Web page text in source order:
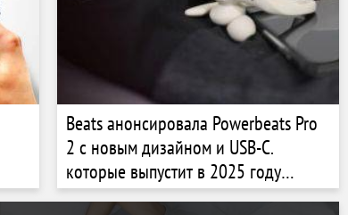
Beats анонсировала Powerbeats Pro
2 с новым дизайном и USB-C.
которые выпустит в 2025 году
(видео)